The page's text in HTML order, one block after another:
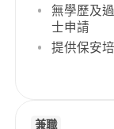
無學歷及
士申請
提供保安
兼職